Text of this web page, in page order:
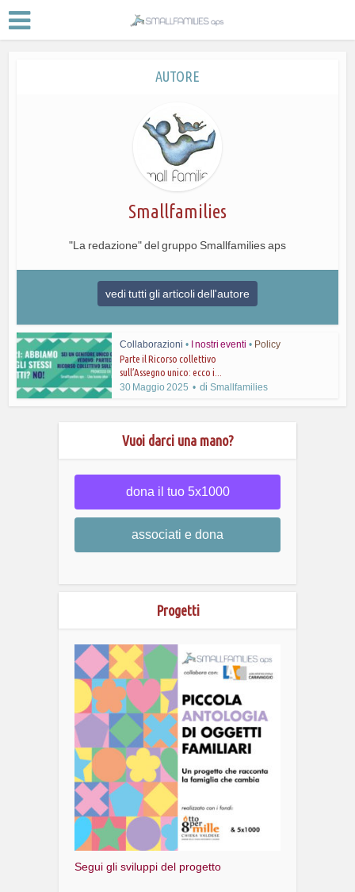
AUTORE
Smallfamilies
"La redazione" del gruppo Smallfamilies aps
vedi tutti gli articoli dell'autore
Collaborazioni • I nostri eventi • Policy
Parte il Ricorso collettivo
sull’Assegno unico: ecco i...
30 Maggio 2025
diSmallfamilies
Vuoi darci una mano?
dona il tuo 5x1000
associati e dona
Progetti
Segui gli sviluppi del progetto